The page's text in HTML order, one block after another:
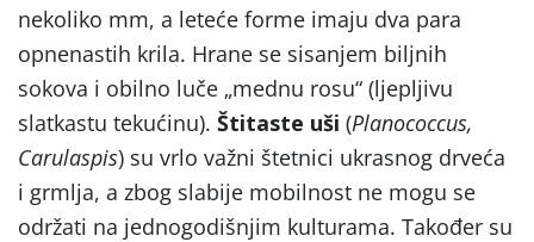
nekoliko mm, a leteće forme imaju dva para
opnenastih krila. Hrane se sisanjem biljnih
sokova i obilno luče „mednu rosu“ (ljepljivu
slatkastu tekućinu). Štitaste uši (Planococcus,
Carulaspis) su vrlo važni štetnici ukrasnog drveća
i grmlja, a zbog slabije mobilnost ne mogu se
održati na jednogodišnjim kulturama. Također su